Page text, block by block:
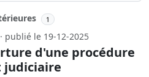
1
publié le 19-12-2025
d'une procédure
judiciaire